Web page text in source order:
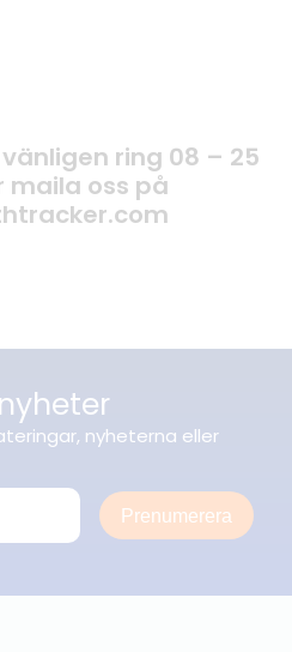
ring 08 – 25
maila oss på
nyheterna eller
Prenumerera